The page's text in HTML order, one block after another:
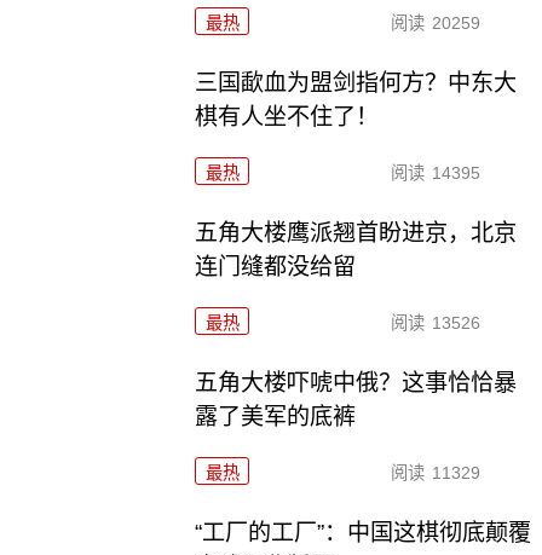
最热 阅读 20259
三国歃血为盟剑指何方？中东大
棋有人坐不住了！
最热 阅读 14395
五角大楼鹰派翘首盼进京，北京
连门缝都没给留
最热 阅读 13526
五角大楼吓唬中俄？这事恰恰暴
露了美军的底裤
最热 阅读 11329
“工厂的工厂”：中国这棋彻底颠覆